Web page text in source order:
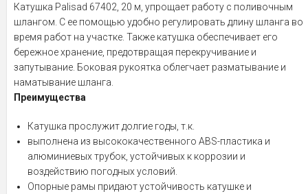
Катушка Palisad 67402, 20 м, упрощает работу с поливочным
шлангом. С ее помощью удобно регулировать длину шланга во
время работ на участке. Также катушка обеспечивает его
бережное хранение, предотвращая перекручивание и
запутывание. Боковая рукоятка облегчает разматывание и
наматывание шланга.
Преимущества
Катушка прослужит долгие годы, т.к.
выполнена из высококачественного ABS-пластика и
алюминиевых трубок, устойчивых к коррозии и
воздействию погодных условий.
Опорные рамы придают устойчивость катушке и